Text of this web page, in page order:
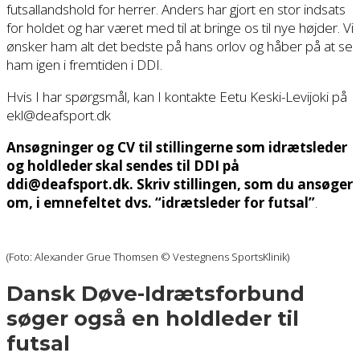
futsallandshold for herrer. Anders har gjort en stor indsats
for holdet og har været med til at bringe os til nye højder. Vi
ønsker ham alt det bedste på hans orlov og håber på at se
ham igen i fremtiden i DDI.
Hvis I har spørgsmål, kan I kontakte Eetu Keski-Levijoki på
ekl@deafsport.dk
Ansøgninger og CV til stillingerne som idrætsleder
og holdleder skal sendes til DDI på
ddi@deafsport.dk. Skriv stillingen, som du ansøger
om, i emnefeltet dvs. “idrætsleder for futsal”.
(Foto: Alexander Grue Thomsen © Vestegnens SportsKlinik)
Dansk Døve-Idrætsforbund
søger også en holdleder til
futsal